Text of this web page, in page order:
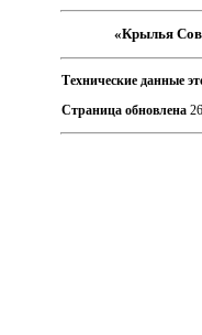
«Крылья
Технические данные
Страница обновлена